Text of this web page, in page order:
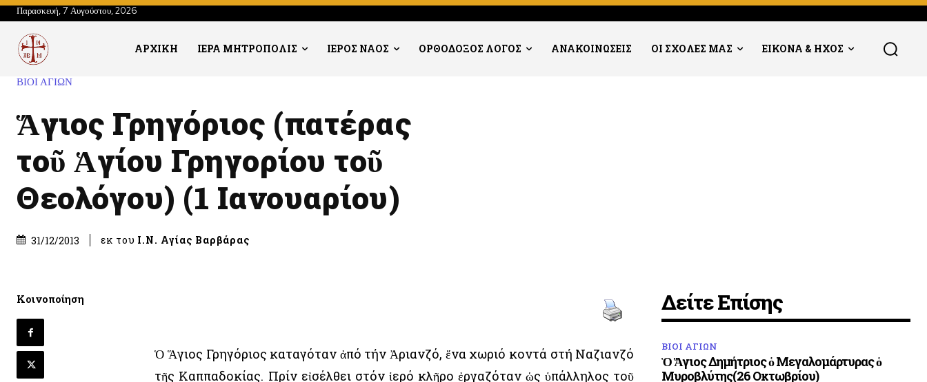
Παρασκευή, 7 Αυγούστου, 2026
ΑΡΧΙΚΗ ΙΕΡΑ ΜΗΤΡΟΠΟΛΙΣ ΙΕΡΟΣ ΝΑΟΣ ΟΡΘΟΔΟΞΟΣ ΛΟΓΟΣ ΑΝΑΚΟΙΝΩΣΕΙΣ ΟΙ ΣΧΟΛΕΣ ΜΑΣ ΕΙΚΟΝΑ & ΗΧΟΣ
ΒΙΟΙ ΑΓΙΩΝ
Ἅγιος Γρηγόριος (πατέρας
τοῦ Ἁγίου Γρηγορίου τοῦ
Θεολόγου) (1 Ιανουαρίου)
31/12/2013 εκ του Ι.Ν. Αγίας Βαρβάρας
Κοινοποίηση
Ὁ Ἅγιος Γρηγόριος καταγόταν ἀπό τήν Ἀριανζό, ἕνα χωριό κοντά στή Ναζιανζό
τῆς Καππαδοκίας. Πρίν εἰσέλθει στόν ἱερό κλῆρο ἐργαζόταν ὡς ὑπάλληλος τοῦ
Δείτε Επίσης
ΒΙΟΙ ΑΓΙΩΝ
Ὁ Ἅγιος Δημήτριος ὁ Μεγαλομάρτυρας ὁ
Μυροβλύτης(26 Οκτωβρίου)